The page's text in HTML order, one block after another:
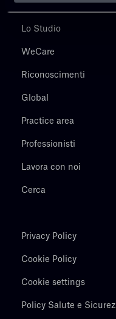
Lo Studio
WeCare
Riconoscimenti
Global
Practice area
Professionisti
Lavora con noi
Cerca
Privacy Policy
Cookie Policy
Cookie settings
Policy Salute e